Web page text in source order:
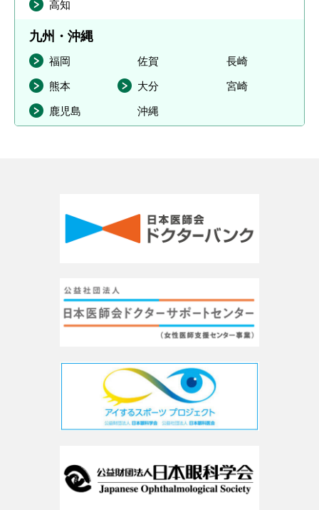
高知
九州・沖縄
福岡 佐賀 長崎
熊本 大分 宮崎
鹿児島 沖縄